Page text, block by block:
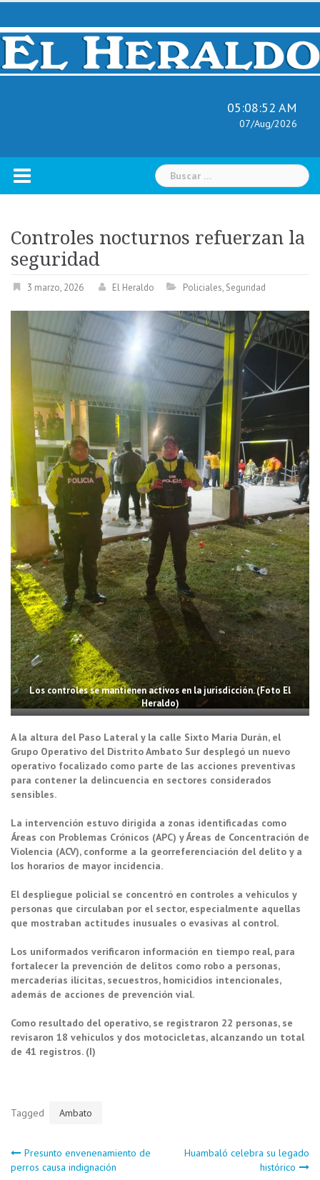
Skip
content
05:08:53 AM
07/Aug/2026
Buscar:
Controles nocturnos refuerzan la
seguridad
3 marzo, 2026 El Heraldo Policiales, Seguridad
Los controles se mantienen activos en la jurisdicción. (Foto El
Heraldo)
A la altura del Paso Lateral y la calle Sixto María Durán, el
Grupo Operativo del Distrito Ambato Sur desplegó un nuevo
operativo focalizado como parte de las acciones preventivas
para contener la delincuencia en sectores considerados
sensibles.
La intervención estuvo dirigida a zonas identificadas como
Áreas con Problemas Crónicos (APC) y Áreas de Concentración de
Violencia (ACV), conforme a la georreferenciación del delito y a
los horarios de mayor incidencia.
El despliegue policial se concentró en controles a vehículos y
personas que circulaban por el sector, especialmente aquellas
que mostraban actitudes inusuales o evasivas al control.
Los uniformados verificaron información en tiempo real, para
fortalecer la prevención de delitos como robo a personas,
mercaderías ilícitas, secuestros, homicidios intencionales,
además de acciones de prevención vial.
Como resultado del operativo, se registraron 22 personas, se
revisaron 18 vehículos y dos motocicletas, alcanzando un total
de 41 registros. (I)
Tagged Ambato
Navegación
Presunto envenenamiento de
perros causa indignación
Huambaló celebra su legado
histórico